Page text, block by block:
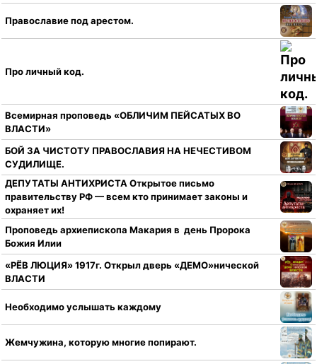
Православие под арестом.
Про личный код.
Всемирная проповедь «ОБЛИЧИМ ПЕЙСАТЫХ ВО
ВЛАСТИ»
БОЙ ЗА ЧИСТОТУ ПРАВОСЛАВИЯ НА НЕЧЕСТИВОМ
СУДИЛИЩЕ.
ДЕПУТАТЫ АНТИХРИСТА Открытое письмо
правительству РФ — всем кто принимает законы и
охраняет их!
Проповедь архиепископа Макария в день Пророка
Божия Илии
«РЁВ ЛЮЦИЯ» 1917г. Открыл дверь «ДЕМО»нической
ВЛАСТИ
Необходимо услышать каждому
Жемчужина, которую многие попирают.